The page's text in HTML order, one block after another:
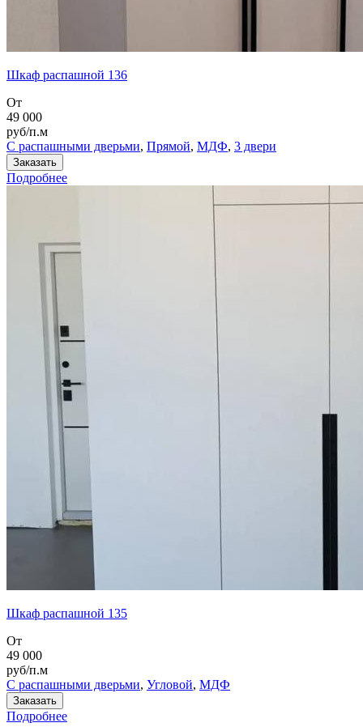
Шкаф распашной 136
От
49 000
руб/п.м
С распашными дверьми, Прямой, МДФ, 3 двери
Заказать
Подробнее
Шкаф распашной 135
От
49 000
руб/п.м
С распашными дверьми, Угловой, МДФ
Заказать
Подробнее